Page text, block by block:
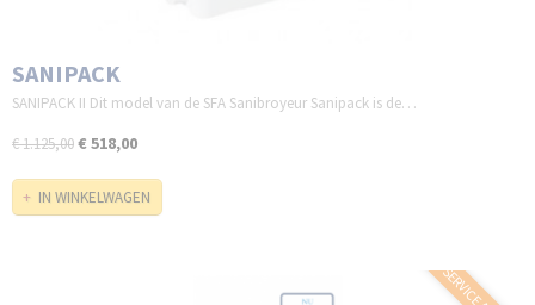
SANIPACK
SANIPACK II Dit model van de SFA Sanibroyeur Sanipack is de…
€ 1.125,00€ 518,00
IN WINKELWAGEN